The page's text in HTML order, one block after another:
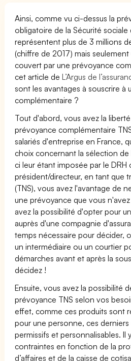
Ainsi, comme vu ci-dessus la
obligatoire de la Sécurité sociale
représentent plus de 3 millions
(chiffre de 2017) mais seulement
couvert par une prévoyance
cet article deL’Argus de
sont les avantages à souscrire à
complémentaire ?
Tout d'abord, vous avez la
prévoyance complémentaire
salariés d'entreprise en France,
choix concernant la sélection
ci leur étant imposée par le DRH
président/directeur, en tant que
(TNS), vous avez l'avantage de
une prévoyance que vous
avez la possibilité d'opter pour
auprès d'une compagnie
temps nécessaire pour décider,
un intermédiaire ou un courtier
démarches avant et après la
décidez !
Ensuite, vous avez la possibilité
prévoyance TNS selon vos
effet, comme ces produits sont
pour une personne, ces
permissifs et personnalisables. Il
contraintes en fonction de la
d’affaires et de la caisse de